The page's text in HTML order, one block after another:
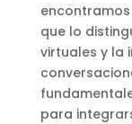
que lo
virtuales y la
para